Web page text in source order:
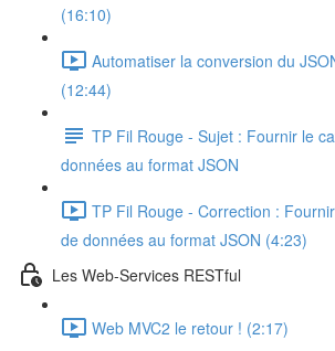
(16:10)
Automatiser la conversion du
(12:44)
TP Fil Rouge - Sujet : Fournir le
données au format JSON
TP Fil Rouge - Correction :
de données au format JSON (4:23)
Les Web-Services RESTful
Web MVC2 le retour ! (2:17)